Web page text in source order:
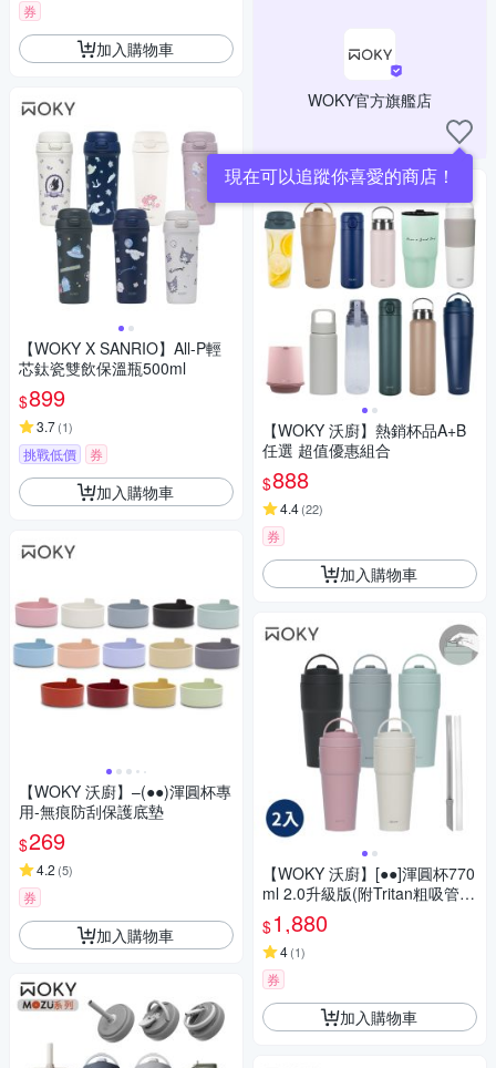
券
加入購物車
【WOKY X SANRIO】All-P輕
芯鈦瓷雙飲保溫瓶500ml
$899
3.7(1)
挑戰低價 券
加入購物車
【WOKY 沃廚】–(●●)渾圓杯專
用-無痕防刮保護底墊
$269
4.2 (5)
券
加入購物車
WOKY官方旗艦店
現在可以追蹤你喜愛的商店！
【WOKY 沃廚】熱銷杯品A+B
任選 超值優惠組合
$888
4.4(22)
券
加入購物車
【WOKY 沃廚】[●●]渾圓杯770
ml 2.0升級版(附Tritan粗吸管
+矽膠粗吸管)(買1送1)
$1,880
4(1)
券
加入購物車